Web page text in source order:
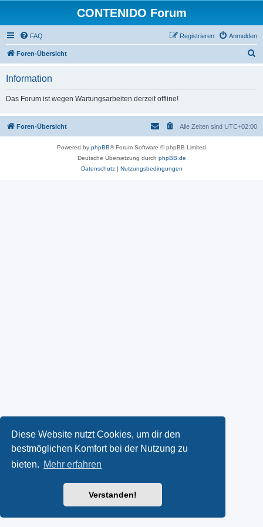
Diese Website nutzt Cookies, um dir den
bestmöglichen Komfort bei der Nutzung zu
bieten. Mehr erfahren
Verstanden!
CONTENIDO Forum
FAQ Anmelden
Registrieren
Foren-Übersicht
Information
Das Forum ist wegen Wartungsarbeiten derzeit offline!
Foren-Übersicht Alle Zeiten sind UTC+02:00
Powered by phpBB® Forum Software © phpBB Limited
Deutsche Übersetzung durch phpBB.de
Datenschutz| Nutzungsbedingungen